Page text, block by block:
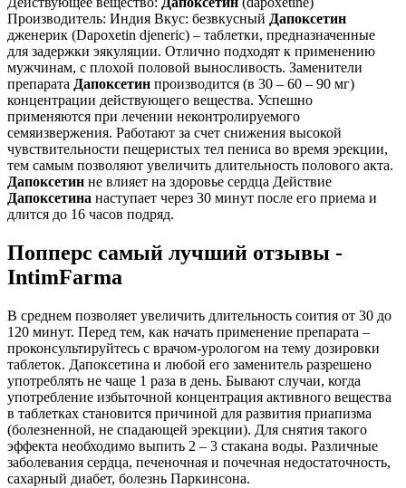
Производитель: Индия Вкус: безвкусный Дапоксетин
дженерик (Dapoxetin djeneric) – таблетки, предназначенные
для задержки эякуляции. Отлично подходят к применению
мужчинам, с плохой половой выносливость. Заменители
препарата Дапоксетин производится (в 30 – 60 – 90 мг)
концентрации действующего вещества. Успешно
применяются при лечении неконтролируемого
семяизвержения. Работают за счет снижения высокой
чувствительности пещеристых тел пениса во время эрекции,
тем самым позволяют увеличить длительность полового акта.
Дапоксетин не влияет на здоровье сердца Действие
Дапоксетина наступает через 30 минут после его приема и
длится до 16 часов подряд.
Попперс самый лучший отзывы -
IntimFarma
В среднем позволяет увеличить длительность соития от 30 до
120 минут. Перед тем, как начать применение препарата –
проконсультируйтесь с врачом-урологом на тему дозировки
таблеток. Дапоксетина и любой его заменитель разрешено
употреблять не чаще 1 раза в день. Бывают случаи, когда
употребление избыточной концентрация активного вещества
в таблетках становится причиной для развития приапизма
(болезненной, не спадающей эрекции). Для снятия такого
эффекта необходимо выпить 2 – 3 стакана воды. Различные
заболевания сердца, печеночная и почечная недостаточность,
сахарный диабет, болезнь Паркинсона.